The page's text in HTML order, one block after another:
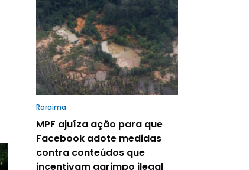
Roraima
MPF ajuíza ação para que
Facebook adote medidas
contra conteúdos que
incentivam garimpo ilegal